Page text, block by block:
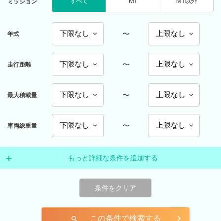
ミッション
年式 〜
走行距離 〜
最大積載量 〜
車両総重量 〜
もっと詳細な条件を追加する
条件をクリア
search この条件で検索する